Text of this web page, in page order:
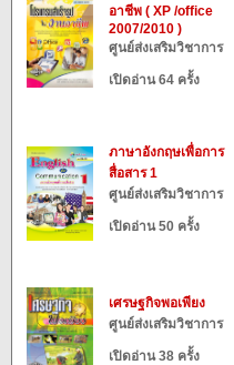
อาชีพ ( XP /office
2007/2010 )
ศูนย์ส่งเสริมวิชาการ
เปิดอ่าน 64 ครั้ง
ภาษาอังกฤษเพื่อการ
สื่อสาร 1
ศูนย์ส่งเสริมวิชาการ
เปิดอ่าน 50 ครั้ง
เศรษฐกิจพอเพียง
ศูนย์ส่งเสริมวิชาการ
เปิดอ่าน 38 ครั้ง